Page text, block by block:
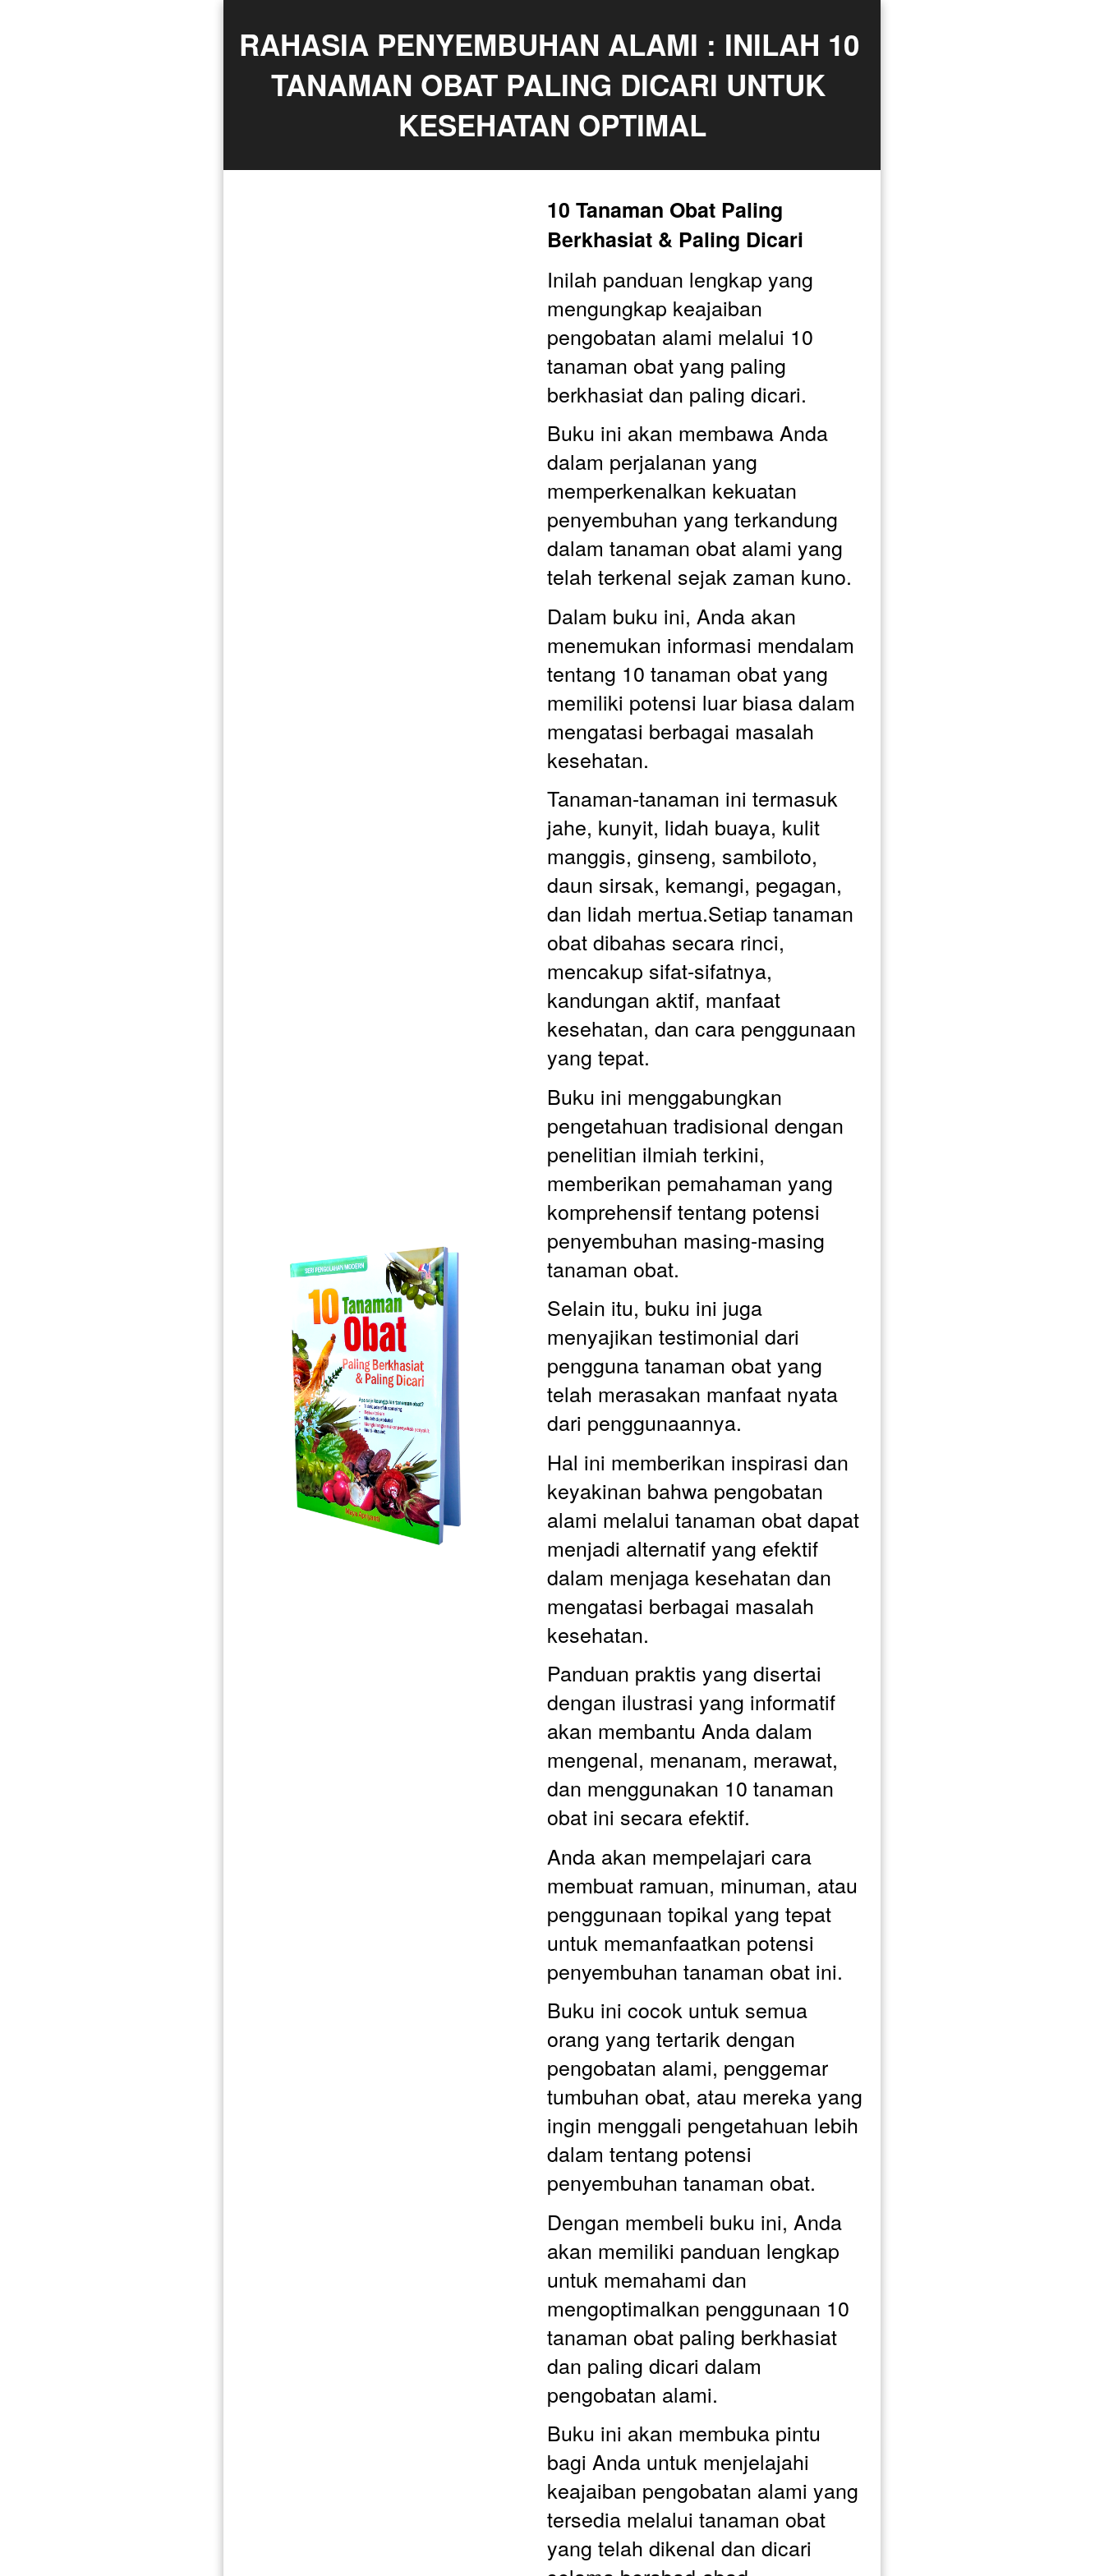
RAHASIA PENYEMBUHAN ALAMI : INILAH 10
TANAMAN OBAT PALING DICARI UNTUK
KESEHATAN OPTIMAL
10 Tanaman Obat Paling
Berkhasiat & Paling Dicari
Inilah panduan lengkap yang
mengungkap keajaiban
pengobatan alami melalui 10
tanaman obat yang paling
berkhasiat dan paling dicari.
Buku ini akan membawa Anda
dalam perjalanan yang
memperkenalkan kekuatan
penyembuhan yang terkandung
dalam tanaman obat alami yang
telah terkenal sejak zaman kuno.
Dalam buku ini, Anda akan
menemukan informasi mendalam
tentang 10 tanaman obat yang
memiliki potensi luar biasa dalam
mengatasi berbagai masalah
kesehatan.
Tanaman-tanaman ini termasuk
jahe, kunyit, lidah buaya, kulit
manggis, ginseng, sambiloto,
daun sirsak, kemangi, pegagan,
dan lidah mertua.Setiap tanaman
obat dibahas secara rinci,
mencakup sifat-sifatnya,
kandungan aktif, manfaat
kesehatan, dan cara penggunaan
yang tepat.
Buku ini menggabungkan
pengetahuan tradisional dengan
penelitian ilmiah terkini,
memberikan pemahaman yang
komprehensif tentang potensi
penyembuhan masing-masing
tanaman obat.
Selain itu, buku ini juga
menyajikan testimonial dari
pengguna tanaman obat yang
telah merasakan manfaat nyata
dari penggunaannya.
Hal ini memberikan inspirasi dan
keyakinan bahwa pengobatan
alami melalui tanaman obat dapat
menjadi alternatif yang efektif
dalam menjaga kesehatan dan
mengatasi berbagai masalah
kesehatan.
Panduan praktis yang disertai
dengan ilustrasi yang informatif
akan membantu Anda dalam
mengenal, menanam, merawat,
dan menggunakan 10 tanaman
obat ini secara efektif.
Anda akan mempelajari cara
membuat ramuan, minuman, atau
penggunaan topikal yang tepat
untuk memanfaatkan potensi
penyembuhan tanaman obat ini.
Buku ini cocok untuk semua
orang yang tertarik dengan
pengobatan alami, penggemar
tumbuhan obat, atau mereka yang
ingin menggali pengetahuan lebih
dalam tentang potensi
penyembuhan tanaman obat.
Dengan membeli buku ini, Anda
akan memiliki panduan lengkap
untuk memahami dan
mengoptimalkan penggunaan 10
tanaman obat paling berkhasiat
dan paling dicari dalam
pengobatan alami.
Buku ini akan membuka pintu
bagi Anda untuk menjelajahi
keajaiban pengobatan alami yang
tersedia melalui tanaman obat
yang telah dikenal dan dicari